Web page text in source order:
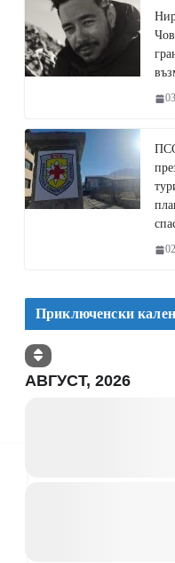
Приключенски
АВГУСТ, 2026